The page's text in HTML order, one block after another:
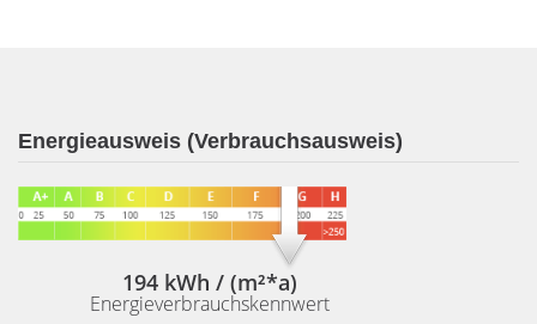
Energieausweis (Verbrauchsausweis)
194 kWh / (m²*a)
Energieverbrauchskennwert